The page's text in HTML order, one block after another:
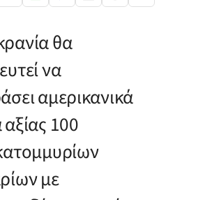
θα
να
αμερικανικά
100
με